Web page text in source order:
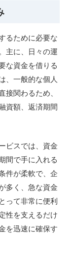
るために必要な
主に、日々の運
な資金を借りる
、一般的な個人
関わるため、
資額、返済期間
ビスでは、資金
間で手に入れる
件が柔軟で、企
多く、急な資金
って非常に便利
性を支えるだけ
を迅速に確保す